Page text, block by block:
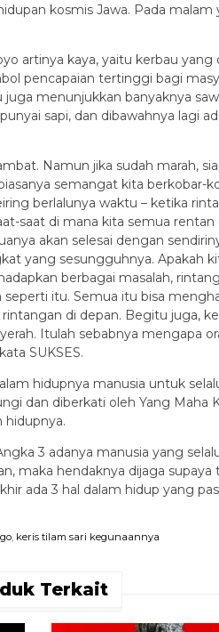
kosmis Jawa. Pada
artinya kaya, yaitu kerbau
pencapaian tertinggi bagi
menunjukkan banyaknya
sapi, dan dibawahnya lagi
Namun jika sudah marah,
semangat kita berkobar-
berlalunya waktu – ketika
saat di mana kita semua
akan selesai dengan
yang sesungguhnya. Apakah
berbagai masalah,
itu. Semua itu bisa
di depan. Begitu juga,
Itulah sebabnya mengapa
SUKSES.
hidupnya manusia untuk
dan diberkati oleh Yang Maha
hidupnya.
3 adanya manusia yang
maka hendaknya dijaga
ada 3 hal dalam hidup yang
, keris tilam sari kegunaannya
Terkait